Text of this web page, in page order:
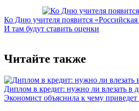
Ко Дню учителя появится
И там будут ставить оценки
Читайте также
Диплом в кредит: нужно ли влезать в
Экономист объяснила к чему